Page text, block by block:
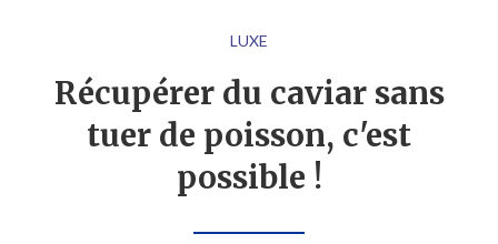
LUXE
Récupérer du caviar sans
tuer de poisson, c'est
possible !